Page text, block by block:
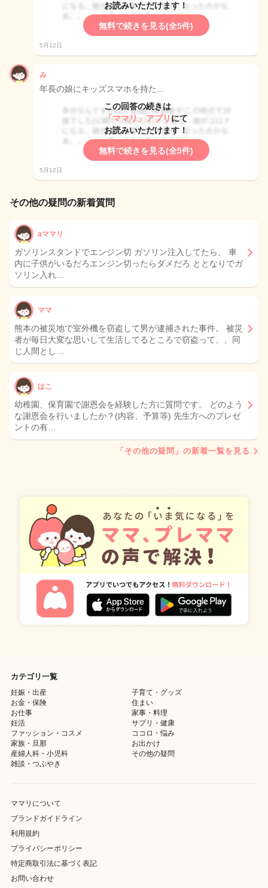
お読みいただけます！
無料で続きを見る(全5件)
5月12日
み
年長の娘にキッズスマホを持た…
この回答の続きは
「ママリ」アプリ にて
お読みいただけます！
無料で続きを見る(全5件)
5月12日
その他の疑問の新着質問
aママリ
ガソリンスタンドでエンジン切 ガソリン注入してたら、 車
内に子供がいるだろエンジン切ったらダメだろ ととなりでガ
ソリン入れ…
ママ
熊本の被災地で室外機を窃盗して男が逮捕された事件。 被災
者が毎日大変な思いして生活してるところで窃盗って、、同
じ人間とし…
はこ
幼稚園、保育園で謝恩会を経験した方に質問です。 どのよう
な謝恩会を行いましたか？(内容、予算等) 先生方へのプレゼ
ントの有…
「その他の疑問」の新着一覧を見る
カテゴリ一覧
妊娠・出産
子育て・グッズ
お金・保険
住まい
お仕事
家事・料理
妊活
サプリ・健康
ファッション・コスメ
ココロ・悩み
家族・旦那
お出かけ
産婦人科・小児科
その他の疑問
雑談・つぶやき
ママリについて
ブランドガイドライン
利用規約
プライバシーポリシー
特定商取引法に基づく表記
お問い合わせ